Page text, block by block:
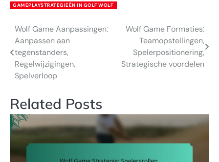
GAMEPLAYSTRATEGIEËN IN GOLF WOLF
Post
navigation
Wolf Game Aanpassingen:
Aanpassen aan
tegenstanders,
Regelwijzigingen,
Spelverloop
Wolf Game Formaties:
Teamopstellingen,
Spelerpositionering,
Strategische voordelen
Related Posts